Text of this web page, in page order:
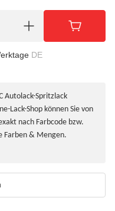
DE
Autolack-Spritzlack
Lack-Shop können Sie von
nach Farbcode bzw.
Farben & Mengen.